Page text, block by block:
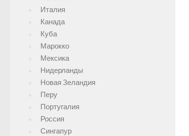
Италия
Канада
Куба
Марокко
Мексика
Нидерланды
Новая Зеландия
Перу
Португалия
Россия
Сингапур